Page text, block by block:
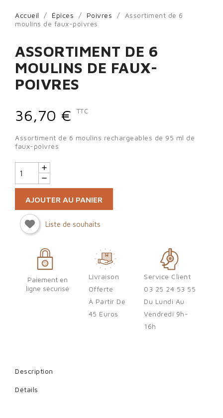
Accueil Épices Poivres
Assortiment de 6
moulins de faux-poivres
ASSORTIMENT DE 6
MOULINS DE FAUX-
POIVRES
36,70 €
TTC
Assortiment de 6 moulins rechargeables de 95 ml de
faux-poivres
AJOUTER AU PANIER
Liste de souhaits
Paiement en
ligne sécurisé
Livraison
Offerte
À Partir De
45 Euros
Service Client
03 25 24 53 55
Du Lundi Au
Vendredi 9h-
16h
Description
Détails